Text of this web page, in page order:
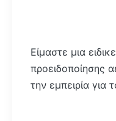
Είμαστε μια
προειδοποίησης
την εμπειρία